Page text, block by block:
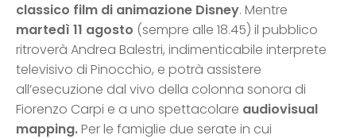
classico film di animazione Disney. Mentre
martedì 11 agosto (sempre alle 18.45) il pubblico
ritroverà Andrea Balestri, indimenticabile interprete
televisivo di Pinocchio, e potrà assistere
all’esecuzione dal vivo della colonna sonora di
Fiorenzo Carpi e a uno spettacolare audiovisual
mapping.Per le famiglie due serate in cui